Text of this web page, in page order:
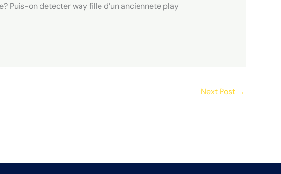
Puis-on detecter way fille d’un anciennete play
Next Post →